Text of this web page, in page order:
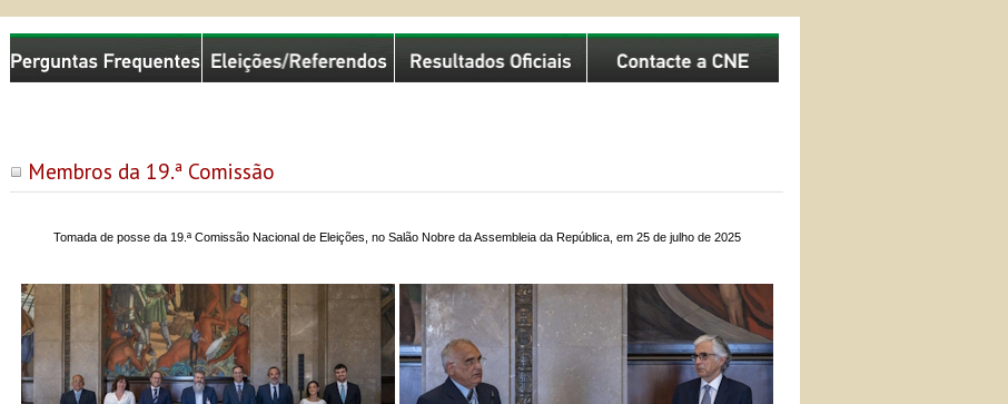
Membros da 19.ª Comissão
Tomada de posse da 19.ª Comissão Nacional de Eleições, no Salão Nobre da Assembleia da República, em 25 de julho de 2025
Comissão Nacional de Eleições